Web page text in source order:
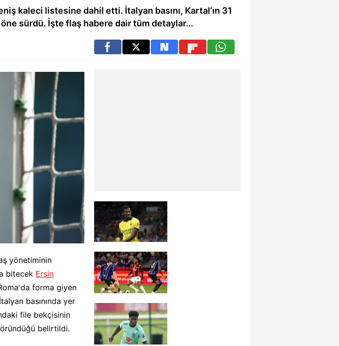
kaleci listesine dahil etti. İtalyan basını, Kartal’ın 31
sürdü. İşte flaş habere dair tüm detaylar...
yönetiminin
bitecek Ersin
forma giyen
basınında yer
file bekçisinin
belirtildi.